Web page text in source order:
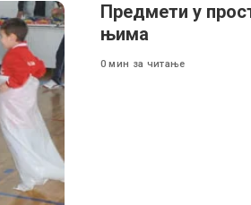
Предмети у
њима
0 мин за читање